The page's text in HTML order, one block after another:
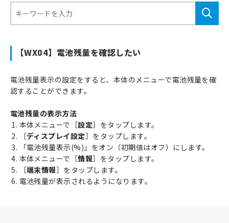
【WX04】電池残量を確認したい
電池残量表示の設定をすると、本体のメニューで電池残量を確
認することができます。
電池残量の表示方法
本体メニューで［設定］をタップします。
［ディスプレイ設定］をタップします。
「電池残量表示(%)」をオン（初期値はオフ）にします。
本体メニューで［情報］をタップします。
［端末情報］をタップします。
電池残量が表示されるようになります。